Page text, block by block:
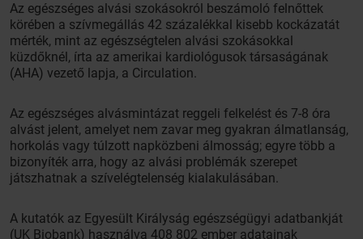
Az egészséges alvási szokásokról beszámoló felnőttek
körében a szívmegállás 42 százalékkal kisebb kockázatát
mérték, mint az egészségtelen alvási szokásokkal
küzdőknél, írta az amerikai kardiológusok társaságának
(AHA) vezető lapja, a Circulation.
Az egészséges alvásmintázat reggeli felkelést és 7-8 óra
alvást jelent, amelyet nem zavar meg gyakran álmatlanság,
horkolás vagy túlzott napközbeni álmosság; egyre több a
bizonyíték arra, hogy az alvási problémák szerepet
játszhatnak a szívelégtelenség kialakulásában.
A kutatók az Egyesült Királyság egészségügyi adatbankját
(UK Biobank) használva 408 802 ember adatainak